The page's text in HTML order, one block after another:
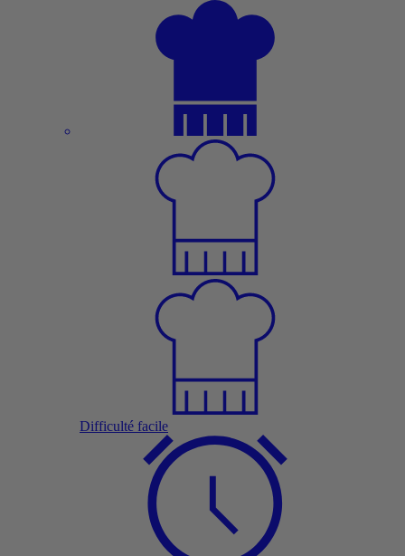
Difficulté facile